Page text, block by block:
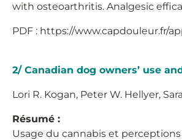
with osteoarthritis. Analgesic
PDF : https://www.capdouleur.fr/
2/ Canadian dog owners’ use
Lori R. Kogan, Peter W. Hellyer,
Résumé :
Usage du cannabis et